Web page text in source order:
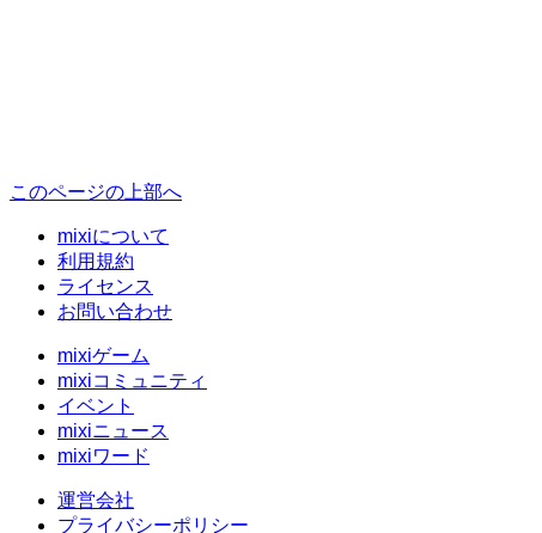
このページの上部へ
mixiについて
利用規約
ライセンス
お問い合わせ
mixiゲーム
mixiコミュニティ
イベント
mixiニュース
mixiワード
運営会社
プライバシーポリシー